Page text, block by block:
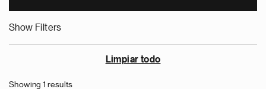
Show Filters
Limpiar todo
Showing 1 results